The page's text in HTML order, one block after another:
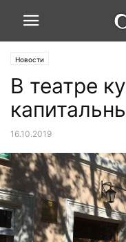
Новости
В театре
16.10.2019